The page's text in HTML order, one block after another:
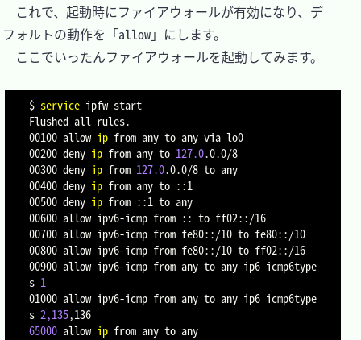
これで、起動時にファイアウォールが有効になり、デ
フォルトの動作を「allow」にします。
ここでいったんファイアウォールを起動してみます。
$ service ipfw start
Flushed all rules.
00100 allow ip from any to any via lo0
00200 deny ip from any to 127.0.0.0/8
00300 deny ip from 127.0.0.0/8 to any
00400 deny ip from any to ::1
00500 deny ip from ::1 to any
00600 allow ipv6-icmp from :: to ff02::/16
00700 allow ipv6-icmp from fe80::/10 to fe80::/10
00800 allow ipv6-icmp from fe80::/10 to ff02::/16
00900 allow ipv6-icmp from any to any ip6 icmp6type
s 1
01000 allow ipv6-icmp from any to any ip6 icmp6type
s 2,135
65000 allow ip from any to any